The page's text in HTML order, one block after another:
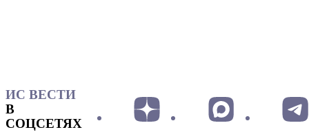
ИС ВЕСТИ
В
СОЦСЕТЯХ